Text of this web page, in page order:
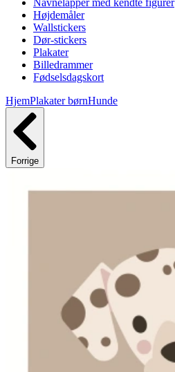
Navnelapper med kendte figurer
Højdemåler
Wallstickers
Dør-stickers
Plakater
Billedrammer
Fødselsdagskort
HjemPlakater børnHunde
Forrige